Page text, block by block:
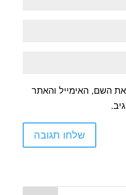
השם, האימייל והאתר